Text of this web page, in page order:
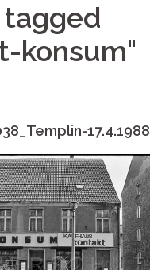
tagged
konsum"
17.4.1988